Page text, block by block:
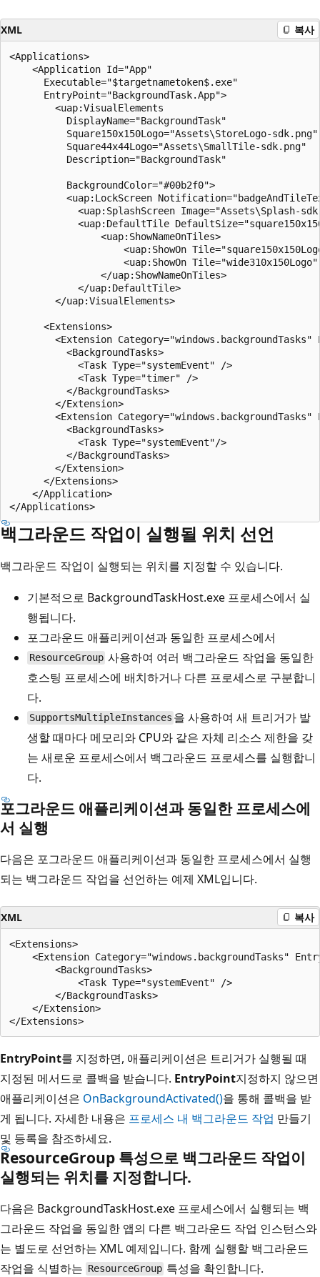
XML 복사
<Applications>
    <Application Id="App"
      Executable="$targetnametoken$.exe"
      EntryPoint="BackgroundTask.App">
        <uap:VisualElements
          DisplayName="BackgroundTask"
          Square150x150Logo="Assets\StoreLogo-sdk.png"
          Square44x44Logo="Assets\SmallTile-sdk.png"
          Description="BackgroundTask"
          BackgroundColor="#00b2f0">
<uap:LockScreen
<uap:SplashScreen Image="Assets\Splash-
<uap:DefaultTile
                <uap:ShowNameOnTiles>
<uap:ShowOn
<uap:ShowOn Tile="wide310x150Logo"
                </uap:ShowNameOnTiles>
            </uap:DefaultTile>
        </uap:VisualElements>
      <Extensions>
<Extension Category="windows.backgroundTasks"
          <BackgroundTasks>
            <Task Type="systemEvent" />
            <Task Type="timer" />
          </BackgroundTasks>
        </Extension>
<Extension Category="windows.backgroundTasks"
          <BackgroundTasks>
            <Task Type="systemEvent"/>
          </BackgroundTasks>
        </Extension>
      </Extensions>
    </Application>
백그라운드 작업이 실행될 위치 선언
백그라운드 작업이 실행되는 위치를 지정할 수 있습니다.
기본적으로 BackgroundTaskHost.exe 프로세스에서 실
행됩니다.
포그라운드 애플리케이션과 동일한 프로세스에서
ResourceGroup 사용하여 여러 백그라운드 작업을 동일한
호스팅 프로세스에 배치하거나 다른 프로세스로 구분합니
다.
SupportsMultipleInstances 을 사용하여 새 트리거가 발
생할 때마다 메모리와 CPU와 같은 자체 리소스 제한을 갖
는 새로운 프로세스에서 백그라운드 프로세스를 실행합니
다.
포그라운드 애플리케이션과 동일한 프로세스에
서 실행
다음은 포그라운드 애플리케이션과 동일한 프로세스에서 실행
되는 백그라운드 작업을 선언하는 예제 XML입니다.
XML 복사
<Extensions>
<Extension Category="windows.backgroundTasks"
        <BackgroundTasks>
            <Task Type="systemEvent" />
        </BackgroundTasks>
    </Extension>
EntryPoint를 지정하면, 애플리케이션은 트리거가 실행될 때
지정된 메서드로 콜백을 받습니다. EntryPoint지정하지 않으면
애플리케이션은 OnBackgroundActivated()을 통해 콜백을 받
게 됩니다. 자세한 내용은 프로세스 내 백그라운드 작업 만들기
및 등록을 참조하세요.
ResourceGroup 특성으로 백그라운드 작업이
실행되는 위치를 지정합니다.
다음은 BackgroundTaskHost.exe 프로세스에서 실행되는 백
그라운드 작업을 동일한 앱의 다른 백그라운드 작업 인스턴스와
는 별도로 선언하는 XML 예제입니다. 함께 실행할 백그라운드
작업을 식별하는 ResourceGroup 특성을 확인합니다.